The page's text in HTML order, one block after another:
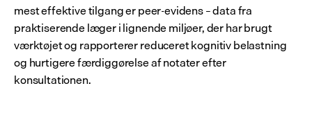
mest effektive tilgang er peer-evidens – data fra
praktiserende læger i lignende miljøer, der har brugt
værktøjet og rapporterer reduceret kognitiv belastning
og hurtigere færdiggørelse af notater efter
konsultationen.